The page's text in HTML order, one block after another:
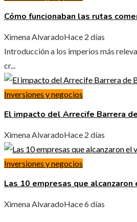
Cómo funcionaban las rutas
Ximena AlvaradoHace 2 días
Introducción a los imperios más
cr...
Inversiones y negocios
El impacto del Arrecife Barrera
Ximena AlvaradoHace 2 días
Inversiones y negocios
Las 10 empresas que
Ximena AlvaradoHace 6 días